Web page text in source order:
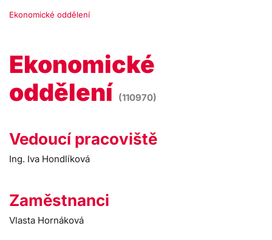
Ekonomické oddělení
Ekonomické
oddělení (110970)
Vedoucí pracoviště
Ing. Iva Hondlíková
Zaměstnanci
Vlasta Hornáková